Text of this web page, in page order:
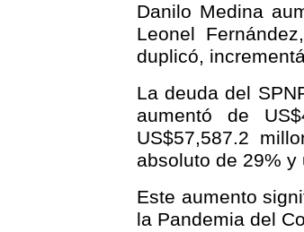
Danilo Medina
Leonel
duplicó,
La deuda del
aumentó de
US$57,587.2
absoluto de 29% y
Este aumento
la Pandemia del